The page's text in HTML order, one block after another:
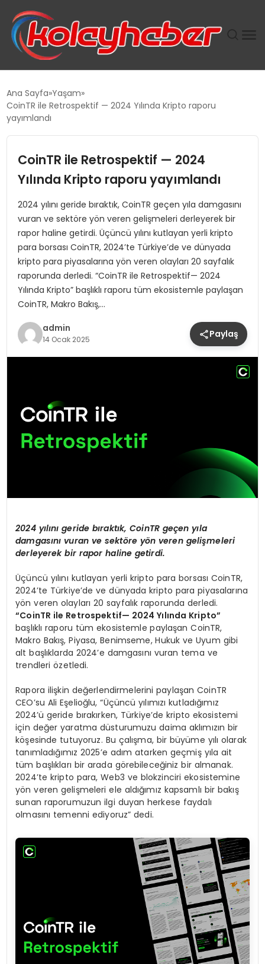
SUWEN’IN İSTIHDAM MODELI EKONOMIDE KADIN
TANYER YAPI ZEMIN MÜHENDISLIĞINDE HEDEF
BÜYÜTTÜ
TOROSLAR’DA PAZAR GERGİNLİĞİ!
Ana Sayfa Yaşam
CoinTR ile Retrospektif — 2024 Yılında Kripto raporu
yayımlandı
CoinTR ile Retrospektif — 2024
Yılında Kripto raporu yayımlandı
2024 yılını geride bıraktık, CoinTR geçen yıla damgasını
vuran ve sektöre yön veren gelişmeleri derleyerek bir
rapor haline getirdi. Üçüncü yılını kutlayan yerli kripto
para borsası CoinTR, 2024’te Türkiye’de ve dünyada
kripto para piyasalarına yön veren olayları 20 sayfalık
raporunda derledi. “CoinTR ile Retrospektif— 2024
Yılında Kripto” başlıklı raporu tüm ekosistemle paylaşan
CoinTR, Makro Bakış,…
admin
14 Ocak 2025 Paylaş
2024 yılınıgeride bıraktık, CoinTR geçen yıla
damgasınıvuran ve sektöre yön veren gelişmeleri
derleyerek bir rapor haline getirdi.
Üçüncü yılını kutlayan yerli kripto para borsası CoinTR,
2024’te Türkiye’de ve dünyada kripto para piyasalarına
yön veren olayları 20 sayfalık raporunda derledi.
“CoinTR ile Retrospektif— 2024 Yılında Kripto”
başlıklı raporu tüm ekosistemle paylaşan CoinTR,
Makro Bakış, Piyasa, Benimseme, Hukuk ve Uyum gibi
alt başlıklarda 2024’e damgasını vuran tema ve
trendleri özetledi.
Rapora ilişkin değerlendirmelerini paylaşan CoinTR
CEO’su Ali Eşelioğlu, “Üçüncü yılımızı kutladığımız
2024’ü geride bırakırken, Türkiye’de kripto ekosistemi
için değer yaratma düsturumuzu daima aklımızın bir
köşesinde tutuyoruz. Bu çalışma, bir büyüme yılı olarak
tanımladığımız 2025’e adım atarken geçmiş yıla ait
tüm başlıkları bir arada görebileceğiniz bir almanak.
2024’te kripto para, Web3 ve blokzinciri ekosistemine
yön veren gelişmeleri ele aldığımız kapsamlı bir bakış
sunan raporumuzun ilgi duyan herkese faydalı
olmasını temenni ediyoruz” dedi.